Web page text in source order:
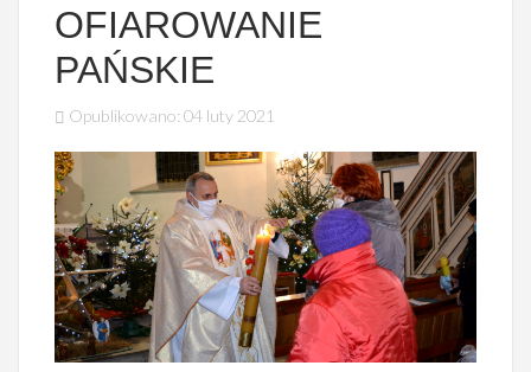
OFIAROWANIE
PAŃSKIE
Opublikowano: 04 luty 2021